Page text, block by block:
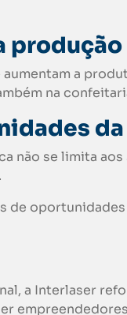
produção
a
na
da
não se limita
de
a Interlaser